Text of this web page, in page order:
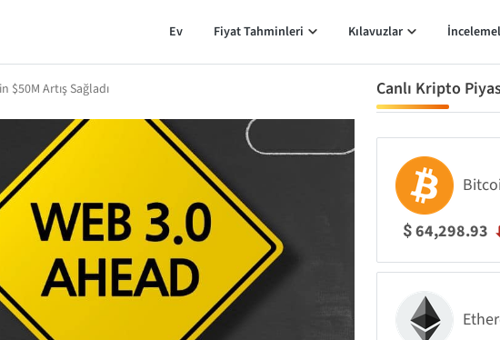
Ev Fiyat Tahminleri Kılavuzlar
$50M Artış Sağladı Canlı Kripto
$64,298.93